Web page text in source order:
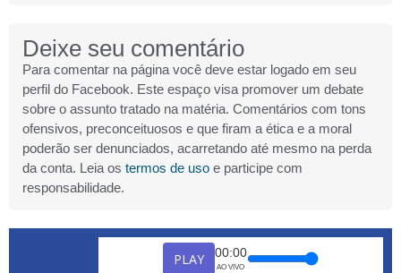
Deixe seu comentário
Para comentar na página você deve estar logado em seu
perfil do Facebook. Este espaço visa promover um debate
sobre o assunto tratado na matéria. Comentários com tons
ofensivos, preconceituosos e que firam a ética e a moral
poderão ser denunciados, acarretando até mesmo na perda
da conta. Leia os termos de uso e participe com
responsabilidade.
PLAY 00:00
AO VIVO